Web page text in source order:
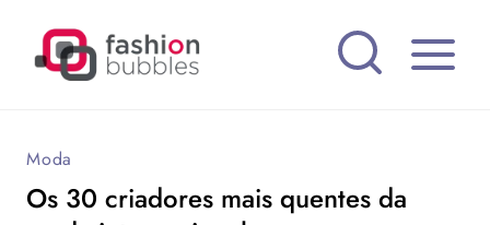
Moda
Os 30 criadores mais quentes da